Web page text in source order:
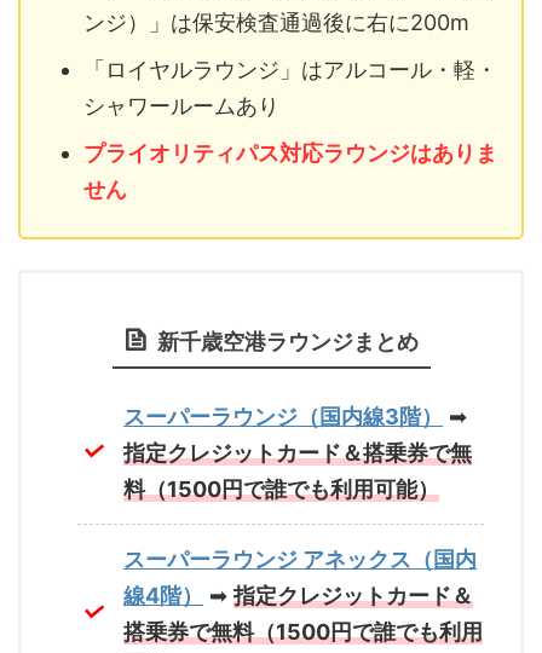
ンジ）」は保安検査通過後に右に200m
「ロイヤルラウンジ」はアルコール・軽・
シャワールームあり
プライオリティパス対応ラウンジはありま
せん
新千歳空港ラウンジまとめ
スーパーラウンジ（国内線3階）
➡
指定クレジットカード＆搭乗券で無
料（1500円で誰でも利用可能）
スーパーラウンジ アネックス（国内
線4階）
➡指定クレジットカード＆
搭乗券で無料（1500円で誰でも利用